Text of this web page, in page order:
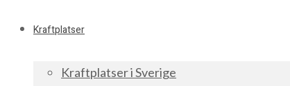
Kraftplatser
Kraftplatser i Sverige